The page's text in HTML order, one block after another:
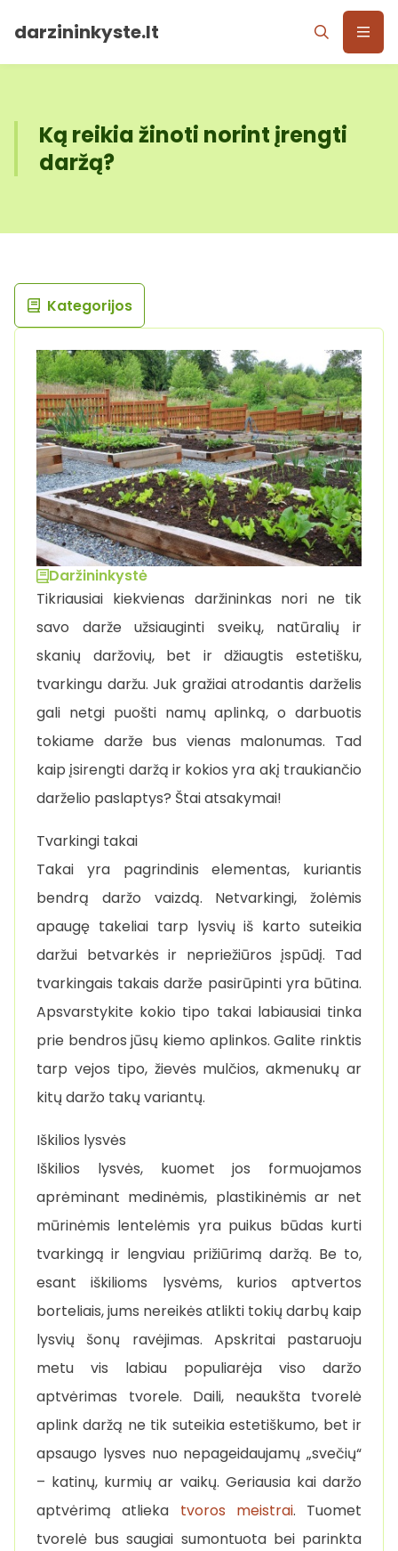
darzininkyste.lt
Ką reikia žinoti norint įrengti
daržą?
Daržininkystė
Tikriausiai kiekvienas daržininkas nori ne tik
savo darže užsiauginti sveikų, natūralių ir
skanių daržovių, bet ir džiaugtis estetišku,
tvarkingu daržu. Juk gražiai atrodantis darželis
gali netgi puošti namų aplinką, o darbuotis
tokiame darže bus vienas malonumas. Tad
kaip įsirengti daržą ir kokios yra akį traukiančio
darželio paslaptys? Štai atsakymai!
Tvarkingi takai
Takai yra pagrindinis elementas, kuriantis
bendrą daržo vaizdą. Netvarkingi, žolėmis
apaugę takeliai tarp lysvių iš karto suteikia
daržui betvarkės ir nepriežiūros įspūdį. Tad
tvarkingais takais darže pasirūpinti yra būtina.
Apsvarstykite kokio tipo takai labiausiai tinka
prie bendros jūsų kiemo aplinkos. Galite rinktis
tarp vejos tipo, žievės mulčios, akmenukų ar
kitų daržo takų variantų.
Iškilios lysvės
Iškilios lysvės, kuomet jos formuojamos
aprėminant medinėmis, plastikinėmis ar net
mūrinėmis lentelėmis yra puikus būdas kurti
tvarkingą ir lengviau prižiūrimą daržą. Be to,
esant iškilioms lysvėms, kurios aptvertos
borteliais, jums nereikės atlikti tokių darbų kaip
lysvių šonų ravėjimas. Apskritai pastaruoju
metu vis labiau populiarėja viso daržo
aptvėrimas tvorele. Daili, neaukšta tvorelė
aplink daržą ne tik suteikia estetiškumo, bet ir
apsaugo lysves nuo nepageidaujamų „svečių“
– katinų, kurmių ar vaikų. Geriausia kai daržo
aptvėrimą atlieka tvoros meistrai. Tuomet
tvorelė bus saugiai sumontuota bei parinkta
Kategorijos